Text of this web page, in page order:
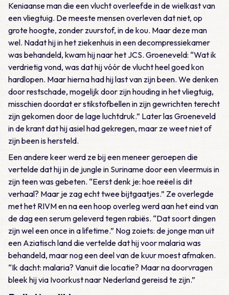
Keniaanse man die een vlucht overleefde in de wielkast van
een vliegtuig. De meeste mensen overleven dat niet, op
grote hoogte, zonder zuurstof, in de kou. Maar deze man
wel. Nadat hij in het ziekenhuis in een decompressiekamer
was behandeld, kwam hij naar het JCS. Groeneveld: “Wat ik
verdrietig vond, was dat hij vóór de vlucht heel goed kon
hardlopen. Maar hierna had hij last van zijn been. We denken
door restschade, mogelijk door zijn houding in het vliegtuig,
misschien doordat er stikstofbellen in zijn gewrichten terecht
zijn gekomen door de lage luchtdruk.” Later las Groeneveld
in de krant dat hij asiel had gekregen, maar ze weet niet of
zijn been is hersteld.
Een andere keer werd ze bij een meneer geroepen die
vertelde dat hij in de jungle in Suriname door een vleermuis in
zijn teen was gebeten. “Eerst denk je: hoe reëel is dit
verhaal? Maar je zag echt twee bijtgaatjes.” Ze overlegde
met het RIVM en na een hoop overleg werd aan het eind van
de dag een serum geleverd tegen rabiës. “Dat soort dingen
zijn wel een once in a lifetime.” Nog zoiets: de jonge man uit
een Aziatisch land die vertelde dat hij voor malaria was
behandeld, maar nog een deel van de kuur moest afmaken.
“Ik dacht: malaria? Vanuit die locatie? Maar na doorvragen
bleek hij via Ivoorkust naar Nederland gereisd te zijn.”